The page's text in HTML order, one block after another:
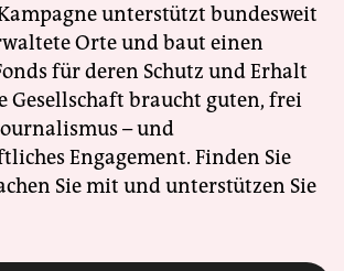
unterstützt bundesweit
Orte und baut einen
für deren Schutz und Erhalt
Gesellschaft braucht guten, frei
– und
Engagement. Finden Sie
Sie mit und unterstützen Sie